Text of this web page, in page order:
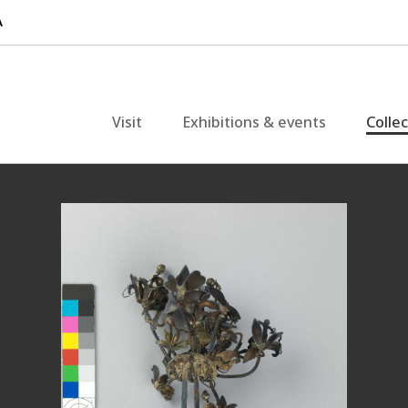
Visit Exhibitions & events